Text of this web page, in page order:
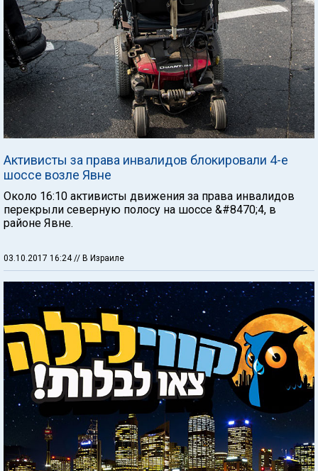
Активисты за права инвалидов блокировали 4-е
шоссе возле Явне
Около 16:10 активисты движения за права инвалидов
перекрыли северную полосу на шоссе &#8470;4, в
районе Явне.
03.10.2017 16:24 // В Израиле